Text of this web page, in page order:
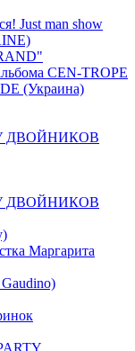
Just man show
CEN-TROPE
(Украина)
ДВОЙНИКОВ
ДВОЙНИКОВ
Маргарита